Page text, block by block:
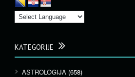
KATEGORIJE
ASTROLOGIJA (658)